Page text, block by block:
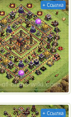
+ Ссылка
+ Ссылка